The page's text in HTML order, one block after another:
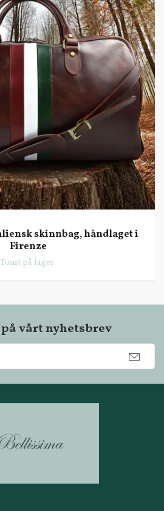
skinnbag, håndlaget i
Firenze
Tomt på lager
vårt nyhetsbrev